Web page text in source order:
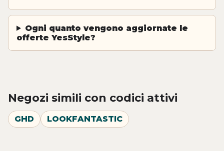
Ogni quanto vengono aggiornate le
offerte YesStyle?
Negozi simili con codici attivi
GHD LOOKFANTASTIC